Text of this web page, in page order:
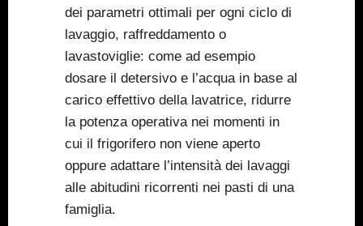
dei parametri ottimali per ogni ciclo di
lavaggio, raffreddamento o
lavastoviglie: come ad esempio
dosare il detersivo e l’acqua in base al
carico effettivo della lavatrice, ridurre
la potenza operativa nei momenti in
cui il frigorifero non viene aperto
oppure adattare l’intensità dei lavaggi
alle abitudini ricorrenti nei pasti di una
famiglia.